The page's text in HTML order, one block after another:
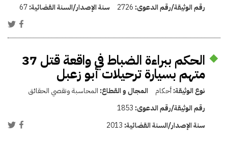
رقم الوثيقة/رقم الدعوى: 2726 سنة الإصدار/السنة القضائية:67
الحكم ببراءة الضباط في واقعة قتل 37
متهم بسيارة ترحيلات أبو زعبل
نوع الوثيقة:أحكام المجال و القطاع: المحاسبة وتقصي الحقائق
رقم الوثيقة/رقم الدعوى: 1853
سنة الإصدار/السنة القضائية: 2013